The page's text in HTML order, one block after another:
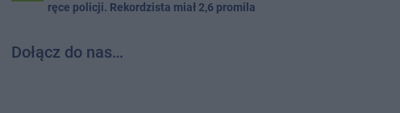
ręce policji. Rekordzista miał 2,6 promila
Dołącz do nas…